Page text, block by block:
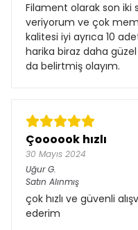
Filament olarak son iki
veriyorum ve çok
kalitesi iyi ayrıca 10
harika biraz daha
da belirtmiş olayım.
Çoooook hızlı
30 Mayıs 2024
Uğur G.
Satın Alınmış
çok hızlı ve güvenli
ederim